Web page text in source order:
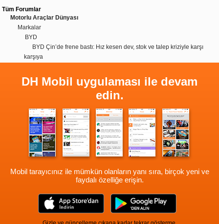
Tüm Forumlar
Motorlu Araçlar Dünyası
Markalar
BYD
BYD Çin’de frene bastı: Hız kesen dev, stok ve talep kriziyle karşı
karşıya
DH Mobil uygulaması ile devam
edin.
Mobil tarayıcınız ile mümkün olanların yanı sıra, birçok yeni ve
faydalı özelliğe erişin.